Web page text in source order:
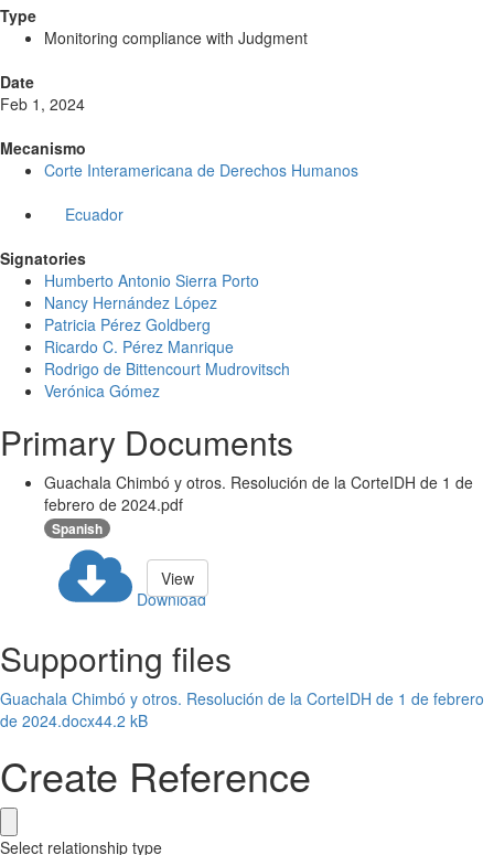
Type
Monitoring compliance with Judgment
Date
Feb 1, 2024
Mecanismo
Corte Interamericana de Derechos Humanos
Ecuador
Signatories
Humberto Antonio Sierra Porto
Nancy Hernández López
Patricia Pérez Goldberg
Ricardo C. Pérez Manrique
Rodrigo de Bittencourt Mudrovitsch
Verónica Gómez
Primary Documents
Guachala Chimbó y otros. Resolución de la CorteIDH de 1 de
febrero de 2024.pdf
Spanish
Download
View
Supporting files
Guachala Chimbó y otros. Resolución de la CorteIDH de 1 de febrero
de 2024.docx44.2 kB
Create Reference
Select relationship type